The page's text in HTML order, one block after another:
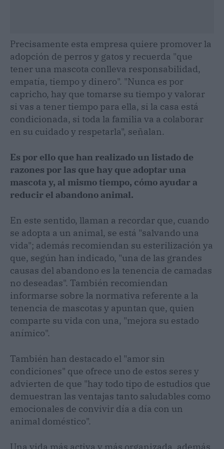
Precisamente esta empresa quiere promover la
adopción de perros y gatos y recuerda "que
tener una mascota conlleva responsabilidad,
empatía, tiempo y dinero". "Nunca es por
capricho, hay que tomarse su tiempo y valorar
si vas a tener tiempo para ella, si la casa está
condicionada, si toda la familia va a colaborar
en su cuidado y respetarla", señalan.
Es por ello que han realizado un listado de
razones por las que hay que adoptar una
mascota y, al mismo tiempo, cómo ayudar a
reducir el abandono animal.
En este sentido, llaman a recordar que, cuando
se adopta a un animal, se está "salvando una
vida"; además recomiendan su esterilización ya
que, según han indicado, "una de las grandes
causas del abandono es la tenencia de camadas
no deseadas". También recomiendan
informarse sobre la normativa referente a la
tenencia de mascotas y apuntan que, quien
comparte su vida con una, "mejora su estado
anímico".
También han destacado el "amor sin
condiciones" que ofrece uno de estos seres y
advierten de que "hay todo tipo de estudios que
demuestran las ventajas tanto saludables como
emocionales de convivir día a día con un
animal doméstico".
Una vida más activa y más organizada, además